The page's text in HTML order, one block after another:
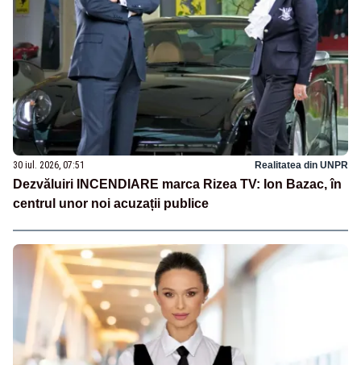
30 iul. 2026, 07:51 Realitatea din UNPR
Dezvăluiri INCENDIARE marca Rizea TV: Ion Bazac, în
centrul unor noi acuzații publice